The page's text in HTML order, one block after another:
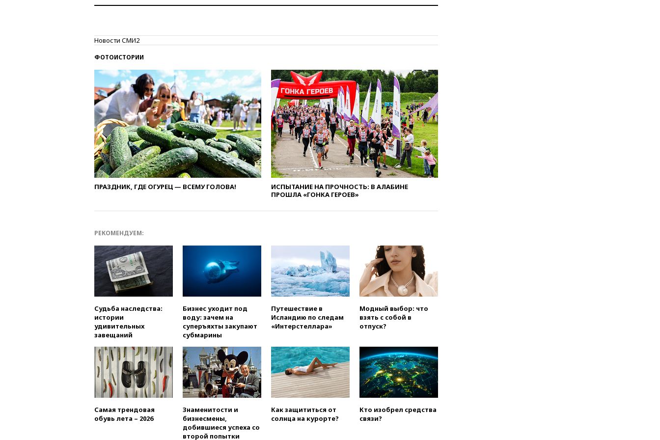
в Госдепе, чтобы «вести
войну»
Сеуту на параплане
00:30
FT: ЕС не готов принять в
блок Украину из-за уровня
коррупции
вчера, 23:35Лукашенко
объяснил экономическую
выгоду безвизового режима с
ЕС
вчера, 22:59На башню
ресторана «Армения» в
Москве вернут утраченную
скульптуру балерины
анонсировал скорое
соглашение о прекращении
огня США и Ирана
вчера, 22:15Три человека
получили ножевые ранения
вчера, 22:00Путин поручил
выделить средства на новые
вчера, 21:56The Atlantic: Маск
отказал Украине в
использовании Starlink для
атак вглубь РФ
вчера, 21:35После пожара на
складе в Брянске возбудили
уголовное дело
Новости СМИ2
ФОТОИСТОРИИ
ПРАЗДНИК, ГДЕ ОГУРЕЦ — ВСЕМУ ГОЛОВА!
ИСПЫТАНИЕ НА ПРОЧНОСТЬ: В АЛАБИНЕ
ПРОШЛА «ГОНКА ГЕРОЕВ»
РЕКОМЕНДУЕМ:
Судьба наследства:
истории
удивительных
завещаний
Бизнес уходит под
воду: зачем на
суперъяхты закупают
субмарины
Путешествие в
Исландию по следам
«Интерстеллара»
Модный выбор: что
взять с собой в
отпуск?
Самая трендовая
обувь лета – 2026
Знаменитости и
бизнесмены,
добившиеся успеха со
второй попытки
Как защититься от
солнца на курорте?
Кто изобрел средства
связи?